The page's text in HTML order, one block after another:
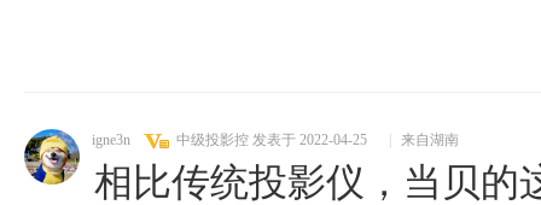
igne3n 中级投影控 发表于 2022-04-25 来自湖南
相比传统投影仪，当贝的